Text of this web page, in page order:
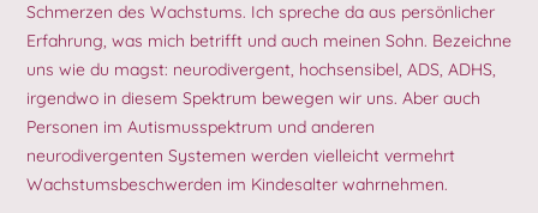
Schmerzen des Wachstums. Ich spreche da aus persönlicher
Erfahrung, was mich betrifft und auch meinen Sohn. Bezeichne
uns wie du magst: neurodivergent, hochsensibel, ADS, ADHS,
irgendwo in diesem Spektrum bewegen wir uns. Aber auch
Personen im Autismusspektrum und anderen
neurodivergenten Systemen werden vielleicht vermehrt
Wachstumsbeschwerden im Kindesalter wahrnehmen.